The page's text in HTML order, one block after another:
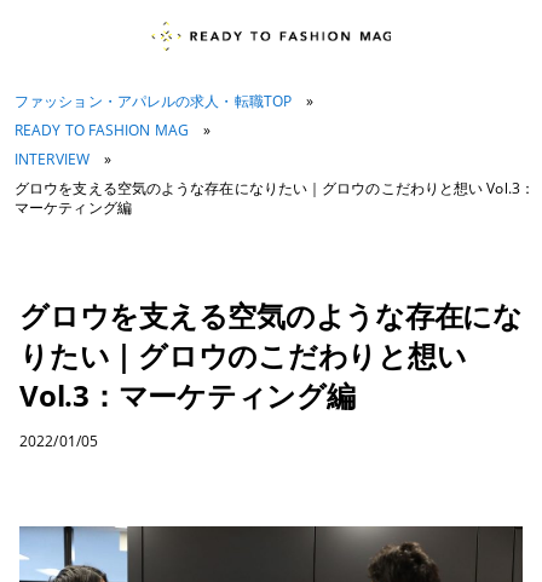
ファッション・アパレルの求人・転職TOP
»
READY TO FASHION MAG
»
INTERVIEW
»
グロウを支える空気のような存在になりたい｜グロウのこだわりと想い Vol.3：
マーケティング編
グロウを支える空気のような存在にな
りたい｜グロウのこだわりと想い
Vol.3：マーケティング編
2022/01/05